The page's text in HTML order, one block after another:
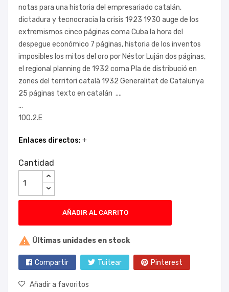
notas para una historia del empresariado catalán,
dictadura y tecnocracia la crisis 1923 1930 auge de los
extremismos cinco páginas coma Cuba la hora del
despegue económico 7 páginas, historia de los inventos
imposibles los mitos del oro por Néstor Luján dos páginas,
el regional planning de 1932 coma Pla de distribució en
zones del territori català 1932 Generalitat de Catalunya
25 páginas texto en catalán ....
...
100.2.E
Enlaces directos: +
Cantidad
AÑADIR AL CARRITO
 Últimas unidades en stock
Compartir Tuitear Pinterest
Añadir a favoritos